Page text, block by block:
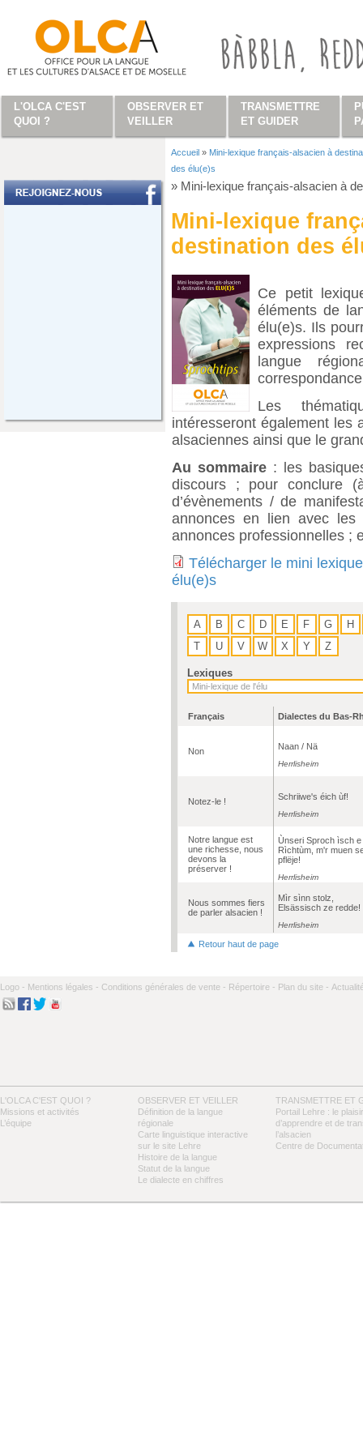
Vous êtes ici
Accueil » Mini-lexique français-alsacien à
des élu(e)s
» Mini-lexique français-alsacien à
Mini-lexique
destination des
Ce petit
éléments de
élu(e)s. Ils
expressions
langue
Les
intéresseront également les
alsaciennes ainsi que le
Au sommaire : les
discours ; pour conclure
d’évènements / de
annonces en lien avec
annonces professionnelles ;
Télécharger le mini
élu(e)s
A B C D E F G
H
T
U V W X Y Z
Lexiques
Français Dialectes du Bas-
Non Naan / Nä
Herrlisheim
Notez-le ! Schriiwe's éich ùf!
Herrlisheim
Notre langue est
une richesse, nous
devons la
préserver !
Ùnseri Sproch ìsch e
Rìchtùm, m'r muen
pflëje!
Herrlisheim
Nous sommes fiers
de parler alsacien !
Mìr sìnn stolz,
Elsässisch ze redde!
Herrlisheim
Retour haut de page
Logo - Mentions légales - Conditions générales de vente - Répertoire - Plan du site -
L'OLCA C'EST QUOI ?
Missions et activités
L’équipe
OBSERVER ET VEILLER
Définition de la langue
régionale
Carte linguistique interactive
sur le site Lehre
Histoire de la langue
Statut de la langue
Le dialecte en chiffres
TRANSMETTRE ET
Portail Lehre : le plaisir
d’apprendre et de
l’alsacien
Centre de
L'OLCA C'EST
QUOI ?
OBSERVER ET
VEILLER
TRANSMETTRE
ET GUIDER